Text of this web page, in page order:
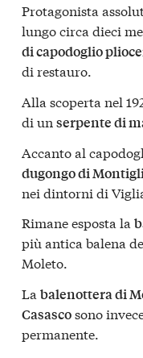
Protagonista
lungo circa dieci
di capodoglio
di restauro.
Alla scoperta nel
di un serpente di
Accanto al
dugongo di
nei dintorni di
Rimane esposta la
più antica balena
Moleto.
La balenottera di
Casascosono
permanente.